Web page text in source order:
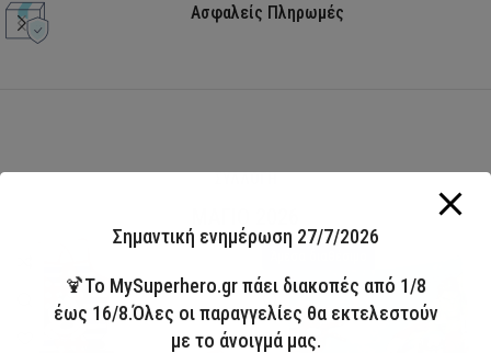
Ασφαλείς Πληρωμές
ΣΥΛΛΟΓΗ
Σημαντική ενημέρωση 27/7/2026
🍹Το MySuperhero.gr πάει διακοπές από 1/8
έως 16/8.Όλες οι παραγγελίες θα εκτελεστούν
με το άνοιγμά μας.